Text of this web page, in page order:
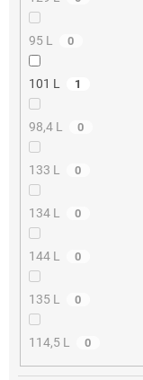
95 L 0
101 L 1
98,4 L 0
133 L 0
134 L 0
144 L 0
135 L 0
114,5 L 0